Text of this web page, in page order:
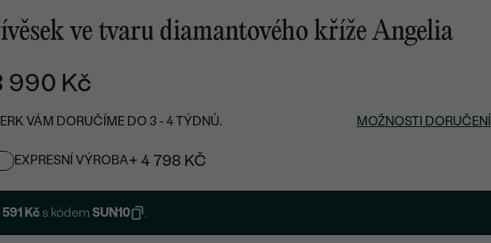
ve tvaru diamantového kříže Angelia
990 Kč
VÁM DORUČÍME DO 3 - 4 TÝDNŮ. MOŽNOSTI DORUČENÍ
EXPRESNÍ VÝROBA+ 4 798 KČ
591 Kč s kódemSUN10 .